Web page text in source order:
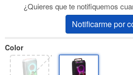
¿Quieres que te notifiquemos
Notificarme por
Color